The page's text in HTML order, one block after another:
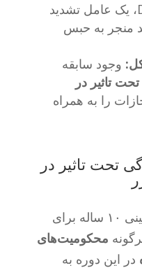
۱۴ سال در هنگام وقوع DUI، یک عامل تشدید
منجر به حبس
وجود سابقه
تاثیر در
را به همراه
تحت تاثیر در
قانون کالیفرنیا یک دوره بازبینی ۱۰ ساله برای
محکومیت‌های
در این دوره به